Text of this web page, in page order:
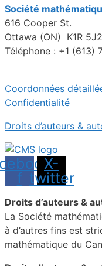
Société
616 Cooper St.
Ottawa (ON) K1R
Téléphone : +1 (613)
Coordonnées
Confidentialité
Droits d’auteurs &
f
X-
twitter
Droits d’auteurs &
La Société
à d’autres fins est
mathématique du